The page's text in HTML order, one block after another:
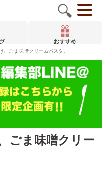
、ごま味噌クリームパスタ。
ごま味噌クリー